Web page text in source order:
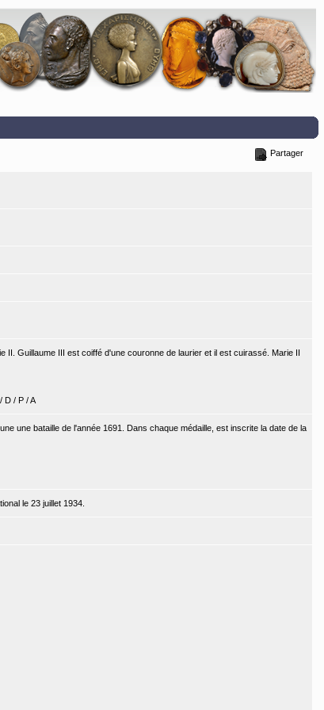
Partager
II. Guillaume III est coiffé d'une couronne de laurier et il est cuirassé. Marie II
D / P / A
une bataille de l'année 1691. Dans chaque médaille, est inscrite la date de la
le 23 juillet 1934.